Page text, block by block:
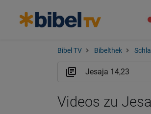
Bibel TV Bibelthek
Videos zu